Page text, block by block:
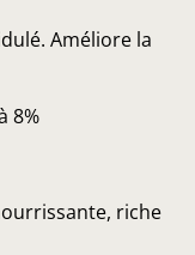
Améliore la
8%
riche